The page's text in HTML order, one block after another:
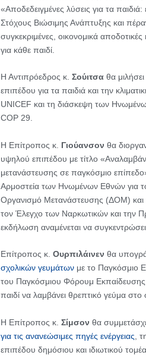
«Αποδεδειγμένες λύσεις για τα
Στόχους Βιώσιμης Ανάπτυξης και
συγκεκριμένες, οικονομικά αποδοτικές
για κάθε παιδί.
Η Αντιπρόεδρος κ. Σούιτσαθα
επιπέδου για τα παιδιά και την
UNICEF και τη διάσκεψη των
COP 29.
Η Επίτροπος κ. Γιούανσον θα
υψηλού επιπέδου με τίτλο
μετανάστευσης σε παγκόσμιο
Αρμοστεία των Ηνωμένων Εθνών για
Οργανισμό Μετανάστευσης (ΔΟΜ)
τον Έλεγχο των Ναρκωτικών και την
εκδήλωση αναμένεται να συγκεντρώσει
Επίτροπος κ. Ουρπιλάινεν θα
σχολικών γευμάτωνμε το Παγκόσμιο
του Παγκόσμιου Φόρουμ
παιδί να λαμβάνει θρεπτικό γεύμα
Η Επίτροπος κ. Σίμσον θα
για τις ανανεώσιμες πηγές ενέργειας ,
επιπέδου δημόσιου και ιδιωτικού